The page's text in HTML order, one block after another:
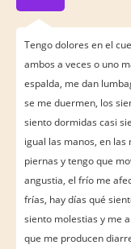
Tengo dolores en el
ambos a veces o uno
espalda, me dan
se me duermen, los
siento dormidas casi
igual las manos, en
piernas y tengo que
angustia, el frío me
frías, hay días qué
siento molestias y me
que me producen